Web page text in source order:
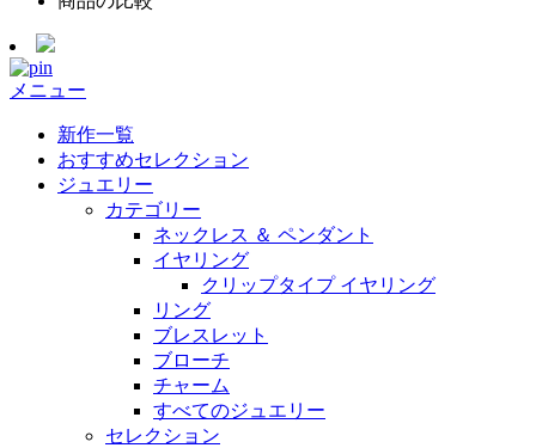
メニュー
新作一覧
おすすめセレクション
ジュエリー
カテゴリー
ネックレス ＆ ペンダント
イヤリング
クリップタイプ イヤリング
リング
ブレスレット
ブローチ
チャーム
すべてのジュエリー
セレクション